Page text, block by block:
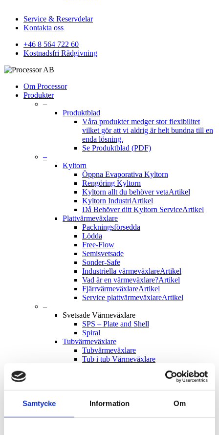
Samtycke Information Om
Service & Reservdelar
Kontakta oss
+46 8 564 722 60
Kostnadsfri Rådgivning
Om Processor
Produkter
–
Produktblad
Våra produkter medger stor flexibilitet
vilket gör att vi aldrig är helt bundna till en
enda lösning.
Se Produktblad (PDF)
–
Kyltorn
Öppna Evaporativa Kyltorn
Rengöring Kyltorn
Kyltorn allt du behöver vetaArtikel
Kyltorn IndustriArtikel
Då Behöver ditt Kyltorn ServiceArtikel
Plattvärmeväxlare
Packningsförsedda
Lödda
Free-Flow
Semisvetsade
Sonder-Safe
Industriella värmeväxlareArtikel
Vad är en värmeväxlare?Artikel
FjärrvärmeväxlareArtikel
Service plattvärmeväxlareArtikel
–
Svetsade Värmeväxlare
SPS – Plate and Shell
Spiral
Tubvärmeväxlare
Tubvärmeväxlare
Tub i tub Värmeväxlare
VR3
Luftkylda Kylmedelkylare